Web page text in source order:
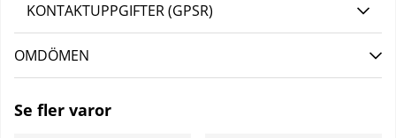
KONTAKTUPPGIFTER (GPSR)
OMDÖMEN
Se fler varor